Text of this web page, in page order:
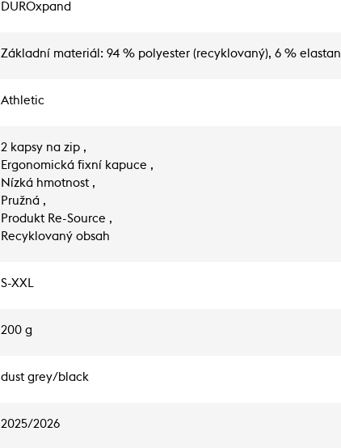
DUROxpand
Základní materiál: 94 % polyester (recyklovaný), 6 % elastan
Athletic
2 kapsy na zip ,
Ergonomická fixní kapuce ,
Nízká hmotnost ,
Pružná ,
Produkt Re-Source ,
Recyklovaný obsah
S-XXL
200 g
dust grey/black
2025/2026